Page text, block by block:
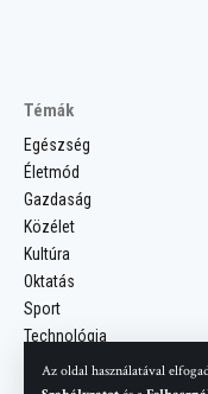
Az oldal használatával
Témák
Egészség
Életmód
Gazdaság
Közélet
Kultúra
Oktatás
Sport
Technológia